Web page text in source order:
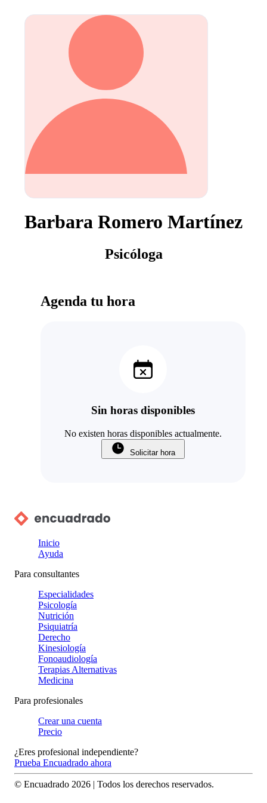
Barbara Romero Martínez
Psicóloga
Agenda tu hora
Sin horas disponibles
No existen horas disponibles actualmente.
Solicitar hora
Inicio
Ayuda
Para consultantes
Especialidades
Psicología
Nutrición
Psiquiatría
Derecho
Kinesiología
Fonoaudiología
Terapias Alternativas
Medicina
Para profesionales
Crear una cuenta
Precio
¿Eres profesional independiente?
Prueba Encuadrado ahora
© Encuadrado 2026 | Todos los derechos reservados.